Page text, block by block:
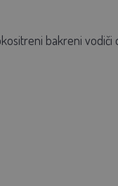
bakreni vodiči